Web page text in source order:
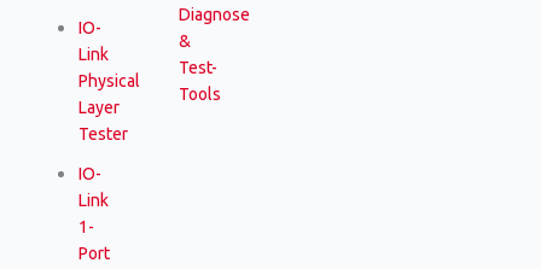
IO-
Link
Physical
Layer
Tester
IO-
Link
1-
Port
Diagnose
&
Test-
Tools